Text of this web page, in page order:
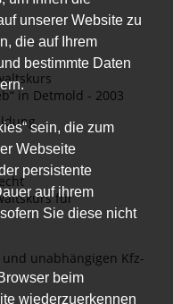
unserer Website zu
die auf Ihrem
bestimmte Daten
sein, die zum
Webseite
persistente
auf ihrem
Sie diese nicht
beim
wiederzuerkennen
in Detmold - 2003
für
unabhängigen Kfz-